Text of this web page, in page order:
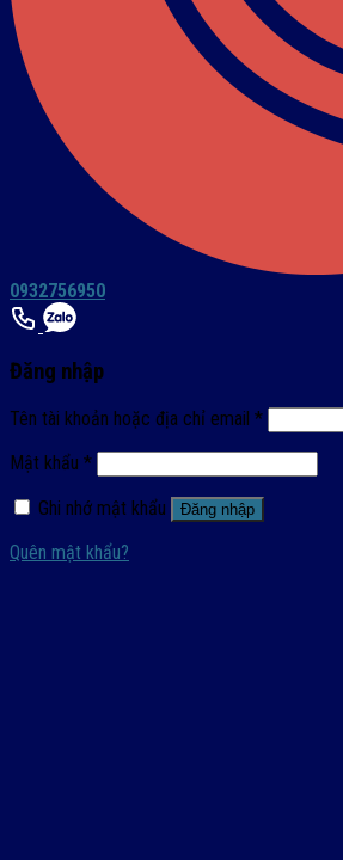
0932756950
Đăng nhập
Tên tài khoản hoặc địa chỉ email *
Mật khẩu *
Ghi nhớ mật khẩu
Đăng nhập
Quên mật khẩu?